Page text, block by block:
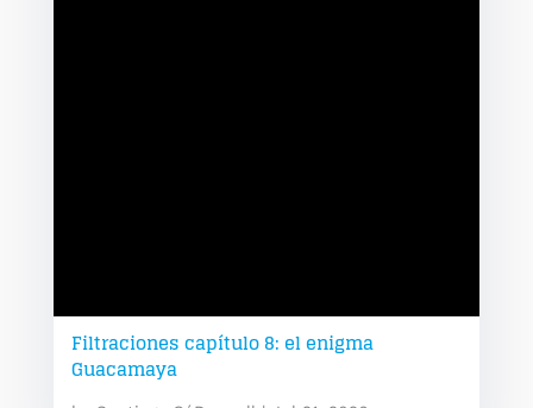
Filtraciones capítulo 8: el enigma
Guacamaya